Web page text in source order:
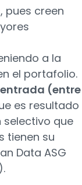
pues creen
a la
el portafolio.
(entre
es resultado
selectivo que
tienen su
Data ASG